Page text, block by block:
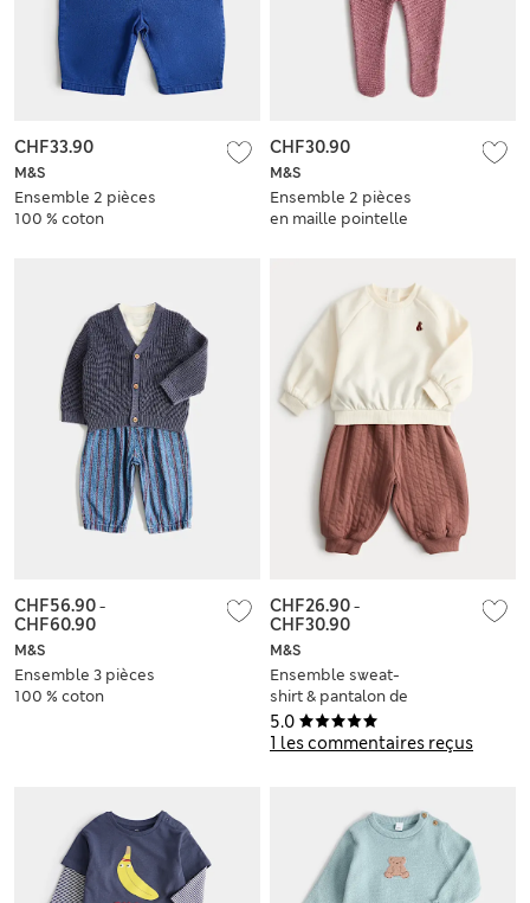
M&S
Ensemble 2 pièces
100 % coton
CHF33.90
M&S
Ensemble 2 pièces
en maille pointelle
CHF30.90
M&S
Ensemble 3 pièces
100 % coton
CHF56.90-
CHF60.90
5.0
1 les commentaires reçus
M&S
Ensemble sweat-
shirt & pantalon de
jogging en jersey
(jusqu’au 5 ans)
CHF26.90-
CHF30.90